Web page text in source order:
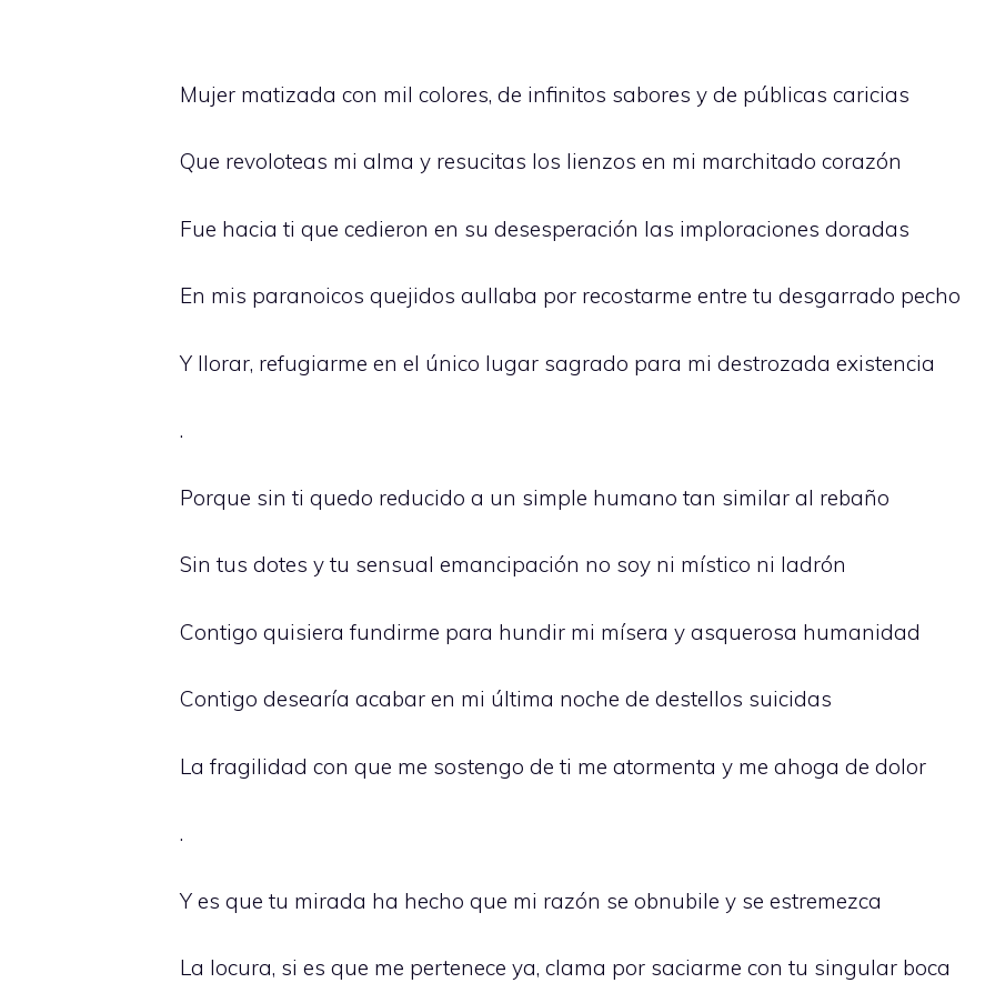
Mujer matizada con mil colores, de infinitos sabores y de públicas caricias
Que revoloteas mi alma y resucitas los lienzos en mi marchitado corazón
Fue hacia ti que cedieron en su desesperación las imploraciones doradas
En mis paranoicos quejidos aullaba por recostarme entre tu desgarrado pecho
Y llorar, refugiarme en el único lugar sagrado para mi destrozada existencia
.
Porque sin ti quedo reducido a un simple humano tan similar al rebaño
Sin tus dotes y tu sensual emancipación no soy ni místico ni ladrón
Contigo quisiera fundirme para hundir mi mísera y asquerosa humanidad
Contigo desearía acabar en mi última noche de destellos suicidas
La fragilidad con que me sostengo de ti me atormenta y me ahoga de dolor
.
Y es que tu mirada ha hecho que mi razón se obnubile y se estremezca
La locura, si es que me pertenece ya, clama por saciarme con tu singular boca